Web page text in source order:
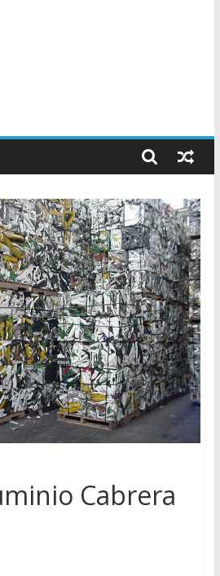
Cabrera